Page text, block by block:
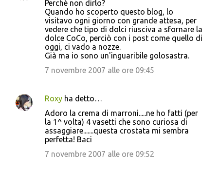
Perchè non dirlo?
Quando ho scoperto questo blog, lo
visitavo ogni giorno con grande attesa, per
vedere che tipo di dolci riusciva a sfornare la
dolce CoCo, perciò con i post come quello di
oggi, ci vado a nozze.
Già ma io sono un'inguaribile golosastra.
7 novembre 2007 alle ore 09:45
Roxy ha detto…
Adoro la crema di marroni.....ne ho fatti (per
la 1^ volta) 4 vasetti che sono curiosa di
assaggiare.......questa crostata mi sembra
perfetta! Baci
7 novembre 2007 alle ore 09:52